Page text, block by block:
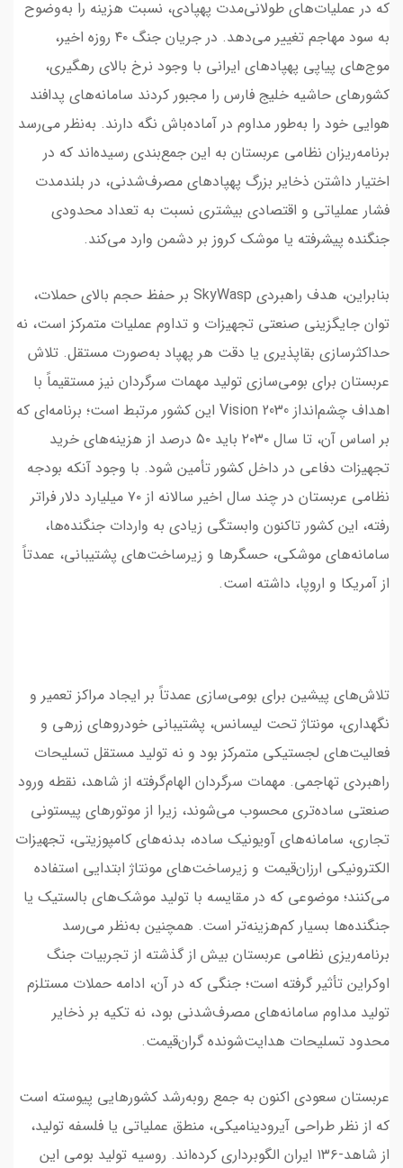
که در عملیات‌های طولانی‌مدت پهپادی، نسبت هزینه را به‌وضوح
به سود مهاجم تغییر می‌دهد. در جریان جنگ ۴۰ روزه اخیر،
موج‌های پیاپی پهپادهای ایرانی با وجود نرخ بالای رهگیری،
کشورهای حاشیه خلیج فارس را مجبور کردند سامانه‌های پدافند
هوایی خود را به‌طور مداوم در آماده‌باش نگه دارند. به‌نظر می‌رسد
برنامه‌ریزان نظامی عربستان به این جمع‌بندی رسیده‌اند که در
اختیار داشتن ذخایر بزرگ پهپادهای مصرف‌شدنی، در بلندمدت
فشار عملیاتی و اقتصادی بیشتری نسبت به تعداد محدودی
جنگنده پیشرفته یا موشک کروز بر دشمن وارد می‌کند.
بنابراین، هدف راهبردی SkyWasp بر حفظ حجم بالای حملات،
توان جایگزینی صنعتی تجهیزات و تداوم عملیات متمرکز است، نه
حداکثرسازی بقاپذیری یا دقت هر پهپاد به‌صورت مستقل. تلاش
عربستان برای بومی‌سازی تولید مهمات سرگردان نیز مستقیماً با
اهداف چشم‌انداز Vision 2030 این کشور مرتبط است؛ برنامه‌ای که
بر اساس آن، تا سال ۲۰۳۰ باید ۵۰ درصد از هزینه‌های خرید
تجهیزات دفاعی در داخل کشور تأمین شود. با وجود آنکه بودجه
نظامی عربستان در چند سال اخیر سالانه از ۷۰ میلیارد دلار فراتر
رفته، این کشور تاکنون وابستگی زیادی به واردات جنگنده‌ها،
سامانه‌های موشکی، حسگرها و زیرساخت‌های پشتیبانی، عمدتاً
از آمریکا و اروپا، داشته است.
تلاش‌های پیشین برای بومی‌سازی عمدتاً بر ایجاد مراکز تعمیر و
نگهداری، مونتاژ تحت لیسانس، پشتیبانی خودروهای زرهی و
فعالیت‌های لجستیکی متمرکز بود و نه تولید مستقل تسلیحات
راهبردی تهاجمی. مهمات سرگردان الهام‌گرفته از شاهد، نقطه ورود
صنعتی ساده‌تری محسوب می‌شوند، زیرا از موتورهای پیستونی
تجاری، سامانه‌های آویونیک ساده، بدنه‌های کامپوزیتی، تجهیزات
الکترونیکی ارزان‌قیمت و زیرساخت‌های مونتاژ ابتدایی استفاده
می‌کنند؛ موضوعی که در مقایسه با تولید موشک‌های بالستیک یا
جنگنده‌ها بسیار کم‌هزینه‌تر است. همچنین به‌نظر می‌رسد
برنامه‌ریزی نظامی عربستان بیش از گذشته از تجربیات جنگ
اوکراین تأثیر گرفته است؛ جنگی که در آن، ادامه حملات مستلزم
تولید مداوم سامانه‌های مصرف‌شدنی بود، نه تکیه بر ذخایر
محدود تسلیحات هدایت‌شونده گران‌قیمت.
عربستان سعودی اکنون به جمع رو‌به‌رشد کشورهایی پیوسته است
که از نظر طراحی آیرودینامیکی، منطق عملیاتی یا فلسفه تولید،
از شاهد-۱۳۶ ایران الگوبرداری کرده‌اند. روسیه تولید بومی این